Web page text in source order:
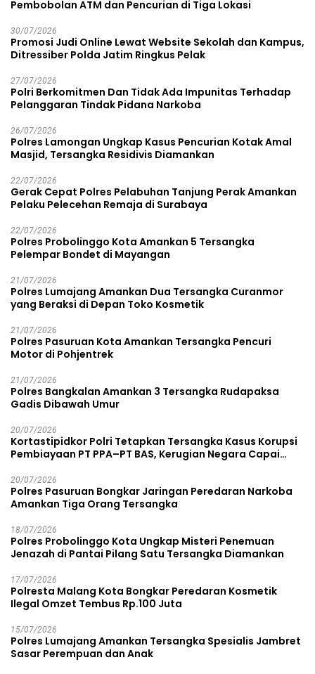
Pembobolan ATM dan Pencurian di Tiga Lokasi
30/07/2026
Promosi Judi Online Lewat Website Sekolah dan Kampus,
Ditressiber Polda Jatim Ringkus Pelak
27/07/2026
Polri Berkomitmen Dan Tidak Ada Impunitas Terhadap
Pelanggaran Tindak Pidana Narkoba
26/07/2026
Polres Lamongan Ungkap Kasus Pencurian Kotak Amal
Masjid, Tersangka Residivis Diamankan
22/07/2026
Gerak Cepat Polres Pelabuhan Tanjung Perak Amankan
Pelaku Pelecehan Remaja di Surabaya
22/07/2026
Polres Probolinggo Kota Amankan 5 Tersangka
Pelempar Bondet di Mayangan
21/07/2026
Polres Lumajang Amankan Dua Tersangka Curanmor
yang Beraksi di Depan Toko Kosmetik
21/07/2026
Polres Pasuruan Kota Amankan Tersangka Pencuri
Motor di Pohjentrek
21/07/2026
Polres Bangkalan Amankan 3 Tersangka Rudapaksa
Gadis Dibawah Umur
20/07/2026
Kortastipidkor Polri Tetapkan Tersangka Kasus Korupsi
Pembiayaan PT PPA–PT BAS, Kerugian Negara Capai
20/07/2026
Polres Pasuruan Bongkar Jaringan Peredaran Narkoba
Amankan Tiga Orang Tersangka
18/07/2026
Polres Probolinggo Kota Ungkap Misteri Penemuan
Jenazah di Pantai Pilang Satu Tersangka Diamankan
17/07/2026
Polresta Malang Kota Bongkar Peredaran Kosmetik
Ilegal Omzet Tembus Rp.100 Juta
15/07/2026
Polres Lumajang Amankan Tersangka Spesialis Jambret
Sasar Perempuan dan Anak